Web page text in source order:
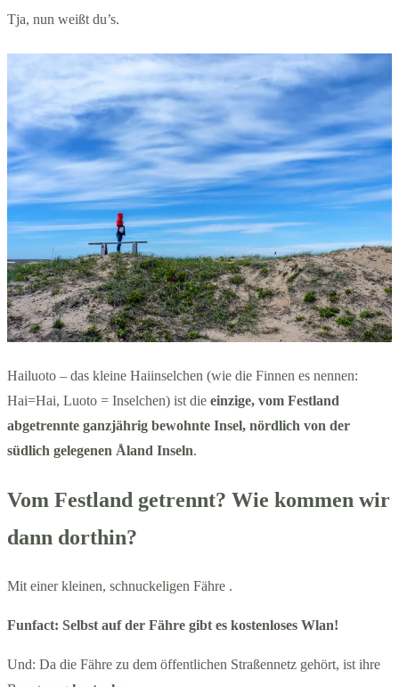
Tja, nun weißt du’s.
Hailuoto – das kleine Haiinselchen (wie die Finnen es nennen:
Hai=Hai, Luoto = Inselchen) ist die einzige, vom Festland
abgetrennte ganzjährig bewohnte Insel, nördlich von der
südlich gelegenen Åland Inseln.
Vom Festland getrennt? Wie kommen wir
dann dorthin?
Mit einer kleinen, schnuckeligen Fähre .
Funfact: Selbst auf der Fähre gibt es kostenloses Wlan!
Und: Da die Fähre zu dem öffentlichen Straßennetz gehört, ist ihre